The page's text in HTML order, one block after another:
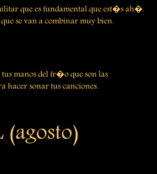
que es fundamental que est�s ah�.
se van a combinar muy bien.
manos del fr�o que son las
hacer sonar tus canciones.
(agosto)